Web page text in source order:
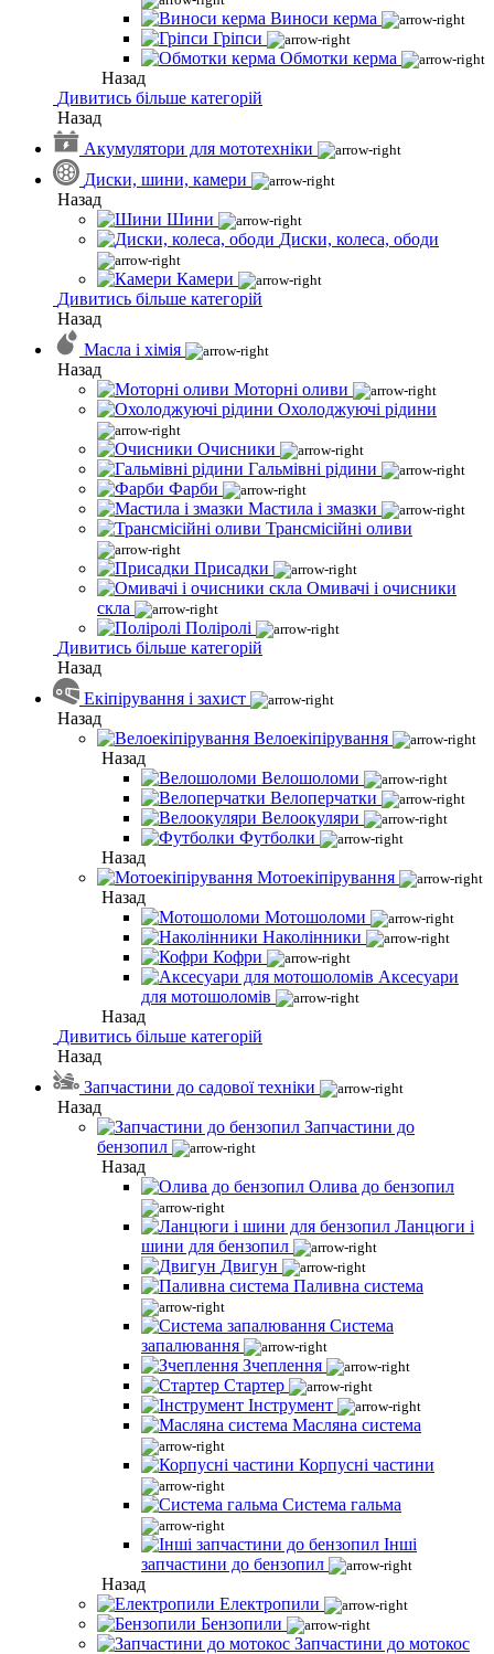
Виноси керма
Гріпси
Обмотки керма
Назад
Дивитись більше категорій
Назад
Акумулятори для мототехніки
Диски, шини, камери
Назад
Шини
Диски, колеса, ободи
Камери
Дивитись більше категорій
Назад
Масла і хімія
Назад
Моторні оливи
Охолоджуючі рідини
Очисники
Гальмівні рідини
Фарби
Мастила і змазки
Трансмісійні оливи
Присадки
Омивачі і очисники
скла
Поліролі
Дивитись більше категорій
Назад
Екіпірування і захист
Назад
Велоекіпірування
Назад
Велошоломи
Велоперчатки
Велоокуляри
Футболки
Назад
Мотоекіпірування
Назад
Мотошоломи
Наколінники
Кофри
Аксесуари
для мотошоломів
Назад
Дивитись більше категорій
Назад
Запчастини до садової техніки
Назад
Запчастини до
бензопил
Назад
Олива до бензопил
Ланцюги і
шини для бензопил
Двигун
Паливна система
Система
запалювання
Зчеплення
Стартер
Інструмент
Масляна система
Корпусні частини
Система гальма
Інші
запчастини до бензопил
Назад
Електропили
Бензопили
Запчастини до мотокос